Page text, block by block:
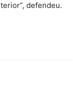
defendeu.